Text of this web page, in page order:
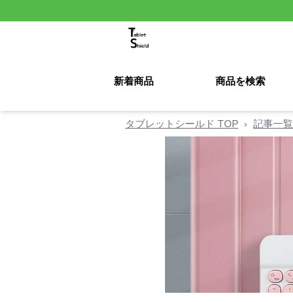
新着商品 商品を検索
タブレットシールド TOP › 記事一覧